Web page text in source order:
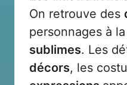
On retrouve des
personnages à
sublimes. Les
décors, les